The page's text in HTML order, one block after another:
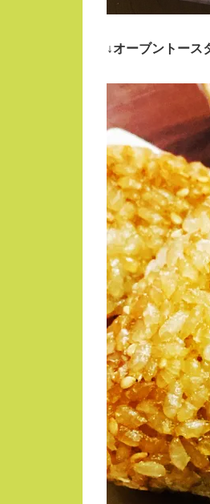
↓オーブントース